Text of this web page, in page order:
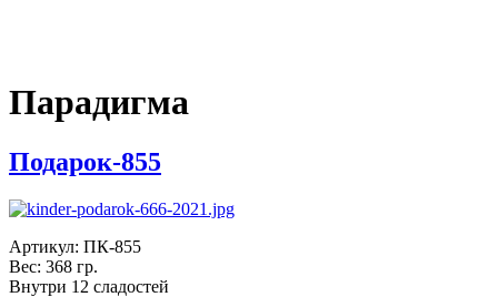
Парадигма
Подарок-855
Артикул: ПК-855
Вес: 368 гр.
Внутри 12 сладостей